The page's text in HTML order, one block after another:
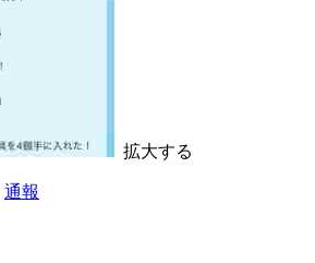
拡大する
通報